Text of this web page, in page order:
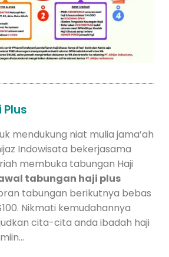
mendukung niat mulia jama’ah
Indowisata bekerjasama
membuka tabungan Haji
tabungan haji plus
tabungan berikutnya bebas
Nikmati kemudahannya
cita-cita anda ibadah haji